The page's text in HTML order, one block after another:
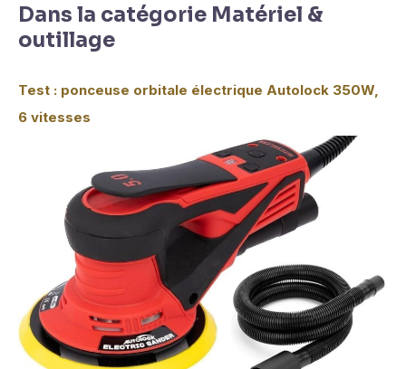
Dans la catégorie Matériel &
outillage
Test : ponceuse orbitale électrique Autolock 350W,
6 vitesses